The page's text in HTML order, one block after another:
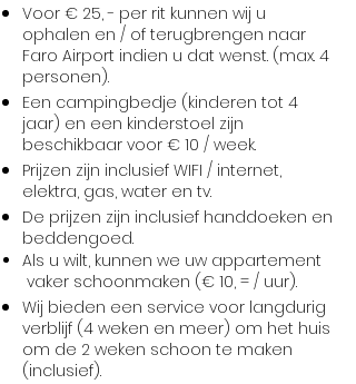
Voor € 25, - per rit kunnen wij u
ophalen en / of terugbrengen naar
Faro Airport indien u dat wenst. (max. 4
personen).
Een campingbedje (kinderen tot 4
jaar) en een kinderstoel zijn
beschikbaar voor € 10 / week.
Prijzen zijn inclusief WIFI / internet,
elektra, gas, water en tv.
De prijzen zijn inclusief handdoeken en
beddengoed.
Als u wilt, kunnen we uw appartement
vaker schoonmaken (€ 10, = / uur).
Wij bieden een service voor langdurig
verblijf (4 weken en meer) om het huis
om de 2 weken schoon te maken
(inclusief).